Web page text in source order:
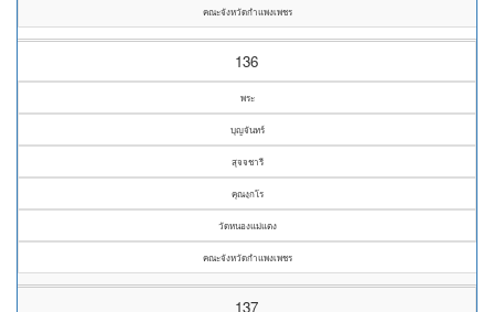
คณะจังหวัดกำแพงเพชร
136
พระ
บุญจันทร์
สุจจชารี
คุณงฺกโร
วัดหนองแม่แตง
คณะจังหวัดกำแพงเพชร
137